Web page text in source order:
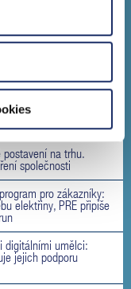
společenské
Bariéry
elektřiny pro
dobíjecí stanici pro
600. stanici v síti
postavení na trhu.
společnosti
pro zákazníky:
elektřiny, PRE připíše
digitálními umělci:
jejich podporu